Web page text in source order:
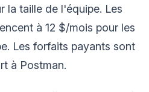
la taille de l'équipe. Les
à 12 $/mois pour les
Les forfaits payants sont
à Postman.